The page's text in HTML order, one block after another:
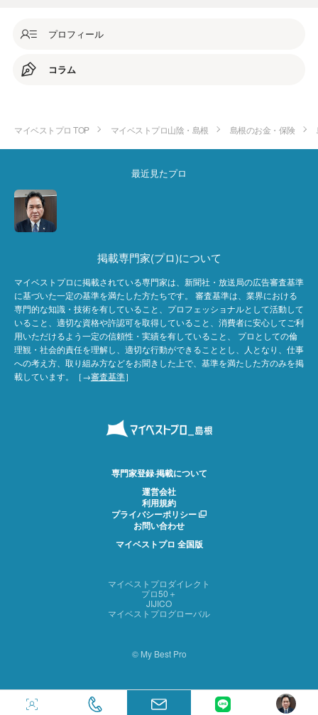
プロフィール
コラム
マイベストプロ TOP マイベストプロ山陰・島根 島根のお金・保険
最近見たプロ
掲載専門家(プロ)について
マイベストプロに掲載されている専門家は、新聞社・放送局の広告審査基準
に基づいた一定の基準を満たした方たちです。 審査基準は、業界における
専門的な知識・技術を有していること、プロフェッショナルとして活動して
いること、適切な資格や許認可を取得していること、消費者に安心してご利
用いただけるよう一定の信頼性・実績を有していること、 プロとしての倫
理観・社会的責任を理解し、適切な行動ができることとし、人となり、仕事
への考え方、取り組み方などをお聞きした上で、基準を満たした方のみを掲
載しています。［→審査基準］
専門家登録·掲載について
運営会社
利用規約
プライバシーポリシー
お問い合わせ
マイベストプロ 全国版
マイベストプロダイレクト
プロ50＋
JIJICO
マイベストプログローバル
© My Best Pro